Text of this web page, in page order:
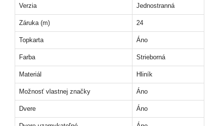
Verzia Jednostranná
Záruka (m) 24
Topkarta Áno
Farba Strieborná
Materiál Hliník
Možnosť vlastnej značky Áno
Dvere Áno